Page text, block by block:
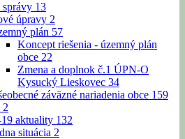
13
úpravy 2
plán 57
Koncept riešenia - územný plán
obce 22
Zmena a doplnok č.1 ÚPN-O
Kysucký Lieskovec 34
záväzné nariadenia obce 159
2
aktuality 132
situácia 2